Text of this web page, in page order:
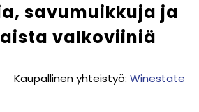
savumuikkuja ja
valkoviiniä
Kaupallinen yhteistyö: Winestate